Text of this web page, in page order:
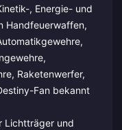
, Energie- und
Handfeuerwaffen,
Raketenwerfer,
Fan bekannt
Lichtträger und